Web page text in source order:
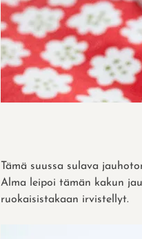
Tämä suussa sulava
Alma leipoi tämän kakun
ruokaisistakaan irvistellyt.